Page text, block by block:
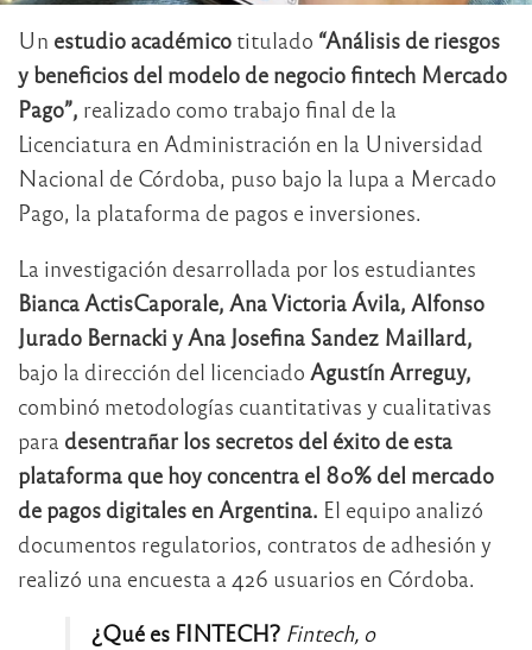
Un estudio académico titulado “Análisis de riesgos
y beneficios del modelo de negocio fintech Mercado
Pago”, realizado como trabajo final de la
Licenciatura en Administración en la Universidad
Nacional de Córdoba, puso bajo la lupa a Mercado
Pago, la plataforma de pagos e inversiones.
La investigación desarrollada por los estudiantes
Bianca ActisCaporale, Ana Victoria Ávila, Alfonso
Jurado Bernacki y Ana Josefina Sandez Maillard,
bajo la dirección del licenciado Agustín Arreguy,
combinó metodologías cuantitativas y cualitativas
para desentrañar los secretos del éxito de esta
plataforma que hoy concentra el 80% del mercado
de pagos digitales en Argentina. El equipo analizó
documentos regulatorios, contratos de adhesión y
realizó una encuesta a 426 usuarios en Córdoba.
¿Qué es FINTECH? Fintech, o